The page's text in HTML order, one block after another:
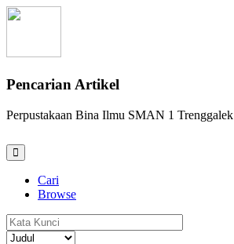
Pencarian Artikel
Perpustakaan Bina Ilmu SMAN 1 Trenggalek
Cari
Browse